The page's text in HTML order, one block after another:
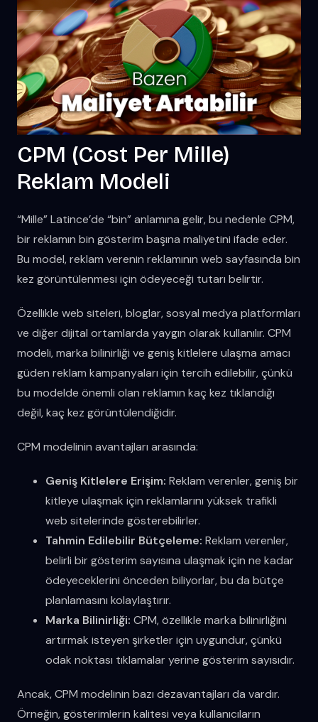
CPM (Cost Per Mille)
Reklam Modeli
“Mille” Latince’de “bin” anlamına gelir, bu nedenle CPM,
bir reklamın bin gösterim başına maliyetini ifade eder.
Bu model, reklam verenin reklamının web sayfasında bin
kez görüntülenmesi için ödeyeceği tutarı belirtir.
Özellikle web siteleri, bloglar, sosyal medya platformları
ve diğer dijital ortamlarda yaygın olarak kullanılır. CPM
modeli, marka bilinirliği ve geniş kitlelere ulaşma amacı
güden reklam kampanyaları için tercih edilebilir, çünkü
bu modelde önemli olan reklamın kaç kez tıklandığı
değil, kaç kez görüntülendiğidir.
CPM modelinin avantajları arasında:
Geniş Kitlelere Erişim: Reklam verenler, geniş bir
kitleye ulaşmak için reklamlarını yüksek trafikli
web sitelerinde gösterebilirler.
Tahmin Edilebilir Bütçeleme: Reklam verenler,
belirli bir gösterim sayısına ulaşmak için ne kadar
ödeyeceklerini önceden biliyorlar, bu da bütçe
planlamasını kolaylaştırır.
Marka Bilinirliği: CPM, özellikle marka bilinirliğini
artırmak isteyen şirketler için uygundur, çünkü
odak noktası tıklamalar yerine gösterim sayısıdır.
Ancak, CPM modelinin bazı dezavantajları da vardır.
Örneğin, gösterimlerin kalitesi veya kullanıcıların